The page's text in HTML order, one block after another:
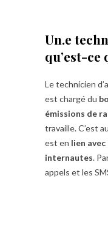
Un.e
qu’est-ce
Le technicien
est chargé du
émissions de
travaille. C’est
est en lien
internautes.
appels et les